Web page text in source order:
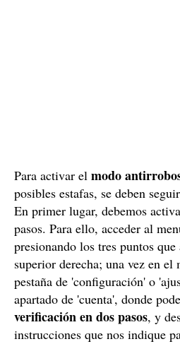
Para activar el modo
posibles estafas, se deben
En primer lugar, debemos
pasos. Para ello, acceder al
presionando los tres puntos
superior derecha; una vez en el
pestaña de 'configuración' o
apartado de 'cuenta', donde
verificación en dos pasos, y
instrucciones que nos indique